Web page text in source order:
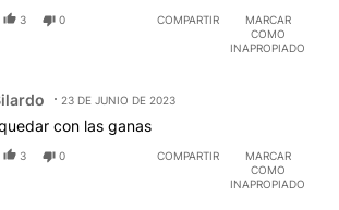
3 0 COMPARTIR
MARCAR
COMO
INAPROPIADO
23 DE JUNIO DE 2023
con las ganas
3 0 COMPARTIR
MARCAR
COMO
INAPROPIADO